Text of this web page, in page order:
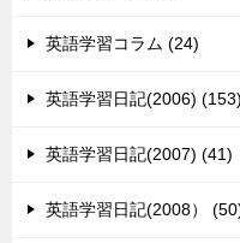
英語学習コラム (24)
英語学習日記(2006) (153)
英語学習日記(2007) (41)
英語学習日記(2008）